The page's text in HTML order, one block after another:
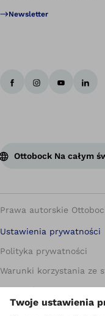
Newsletter
Ottobock Na całym
Prawa autorskie
Ustawienia prywatności
Polityka prywatności
Warunki korzystania ze
Metryczka
Compliance